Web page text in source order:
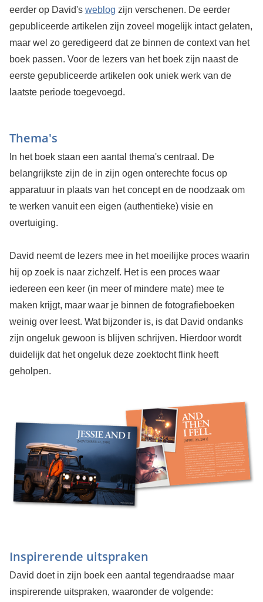
eerder op David's weblog zijn verschenen. De eerder
gepubliceerde artikelen zijn zoveel mogelijk intact gelaten,
maar wel zo geredigeerd dat ze binnen de context van het
boek passen. Voor de lezers van het boek zijn naast de
eerste gepubliceerde artikelen ook uniek werk van de
laatste periode toegevoegd.
Thema's
In het boek staan een aantal thema's centraal. De
belangrijkste zijn de in zijn ogen onterechte focus op
apparatuur in plaats van het concept en de noodzaak om
te werken vanuit een eigen (authentieke) visie en
overtuiging.
David neemt de lezers mee in het moeilijke proces waarin
hij op zoek is naar zichzelf. Het is een proces waar
iedereen een keer (in meer of mindere mate) mee te
maken krijgt, maar waar je binnen de fotografieboeken
weinig over leest. Wat bijzonder is, is dat David ondanks
zijn ongeluk gewoon is blijven schrijven. Hierdoor wordt
duidelijk dat het ongeluk deze zoektocht flink heeft
geholpen.
Inspirerende uitspraken
David doet in zijn boek een aantal tegendraadse maar
inspirerende uitspraken, waaronder de volgende: